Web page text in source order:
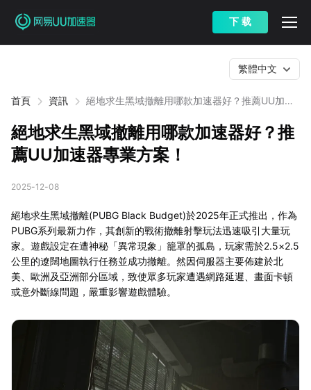
下 载
首頁 資訊
絕地求生黑域撤離用哪款加速器好？推薦UU加速
繁體中文
絕地求生黑域撤離用哪款加速器好？推
薦UU加速器專業方案！
2025-12-08
絕地求生黑域撤離(PUBG Black Budget)於2025年正式推出，作為
PUBG系列最新力作，其創新的戰術撤離射擊玩法迅速吸引大量玩
家。遊戲設定在遭神秘「異常現象」籠罩的孤島，玩家需於2.5×2.5
公里的遼闊地圖執行任務並成功撤離。然因伺服器主要佈建於北
美、歐洲及亞洲部分區域，致使眾多玩家遭遇網路延遲、畫面卡頓
或意外斷線問題，嚴重影響遊戲體驗。